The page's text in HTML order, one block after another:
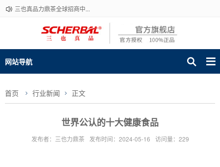
三也真品力鼎茶全球招商中...
网站导航
首页 行业新闻 正文
世界公认的十大健康食品
发布者：三也力鼎茶 发布时间：2024-05-16 访问量：229